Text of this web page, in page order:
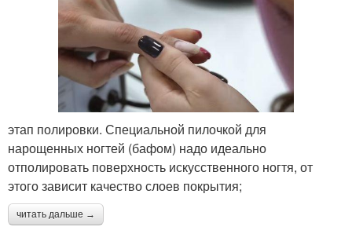
этап полировки. Специальной пилочкой для
нарощенных ногтей (бафом) надо идеально
отполировать поверхность искусственного ногтя, от
этого зависит качество слоев покрытия;
читать дальше →